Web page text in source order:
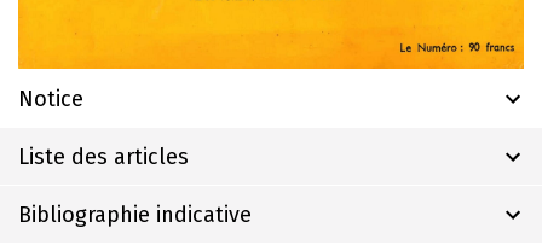
Notice
Liste des articles
Bibliographie indicative